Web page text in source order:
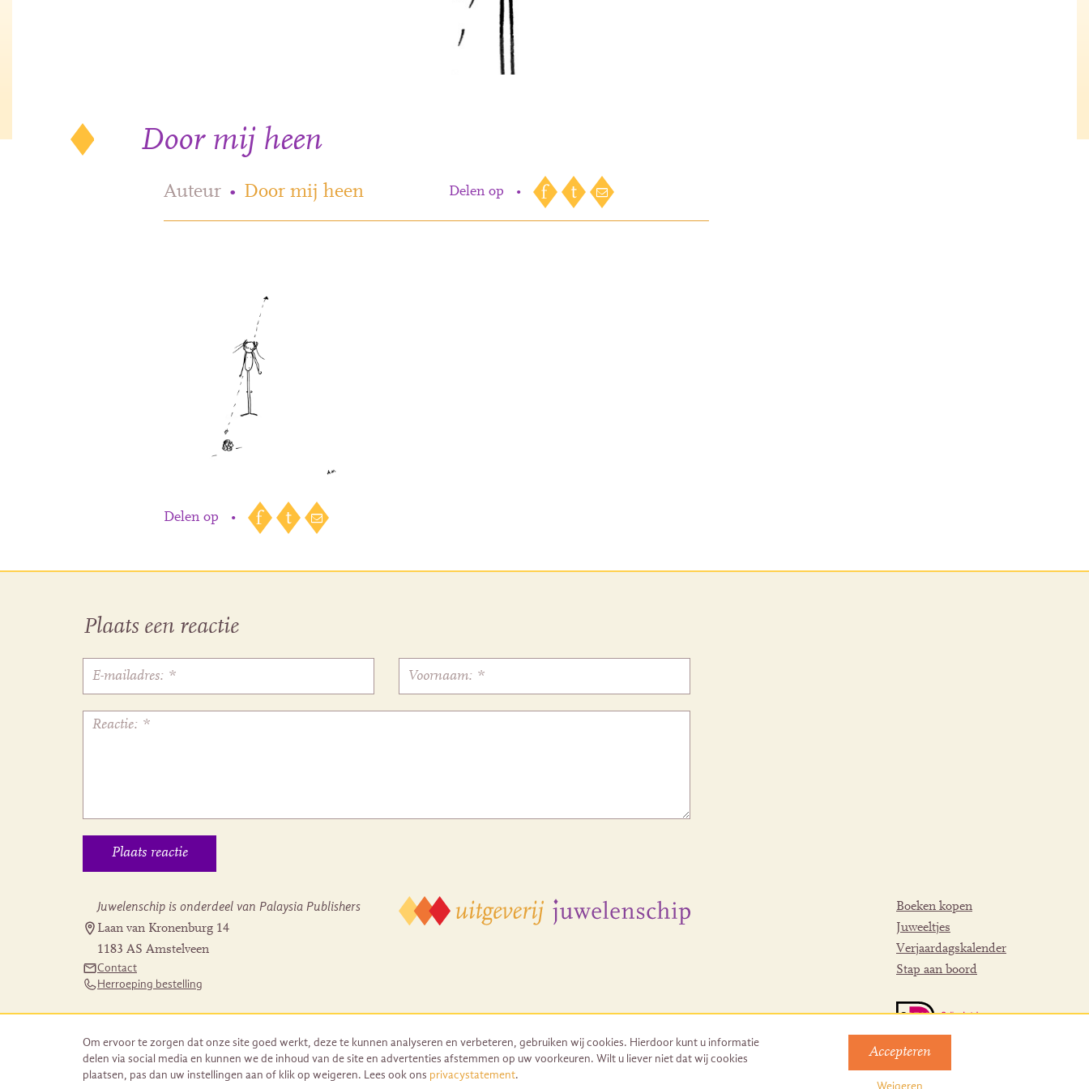
Door mij heen
Auteur • Door mij heen Delen op •
Delen op •
Plaats een reactie
Juwelenschip is onderdeel van Palaysia Publishers
Laan van Kronenburg 14
1183 AS Amstelveen
Contact
Herroeping bestelling
Boeken kopen
Juweeltjes
Verjaardagskalender
Stap aan boord
© 2026 Uitgeverij Juwelenschip. Duurzaam ontwikkeld door Go2People
Om ervoor te zorgen dat onze site goed werkt, deze te kunnen analyseren en verbeteren, gebruiken wij cookies. Hierdoor kunt u informatie
delen via social media en kunnen we de inhoud van de site en advertenties afstemmen op uw voorkeuren. Wilt u liever niet dat wij cookies
plaatsen, pas dan uw instellingen aan of klik op weigeren. Lees ook ons privacystatement.
Accepteren
Weigeren